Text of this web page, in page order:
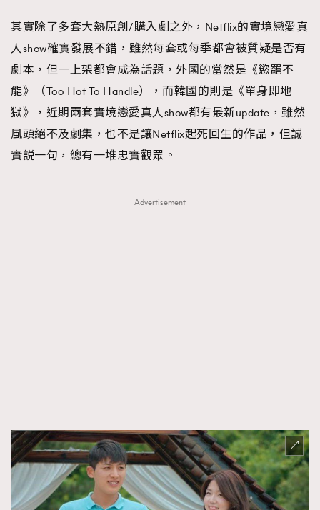
其實除了多套大熱原創/購入劇之外，Netflix的實境戀愛真
人show確實發展不錯，雖然每套或每季都會被質疑是否有
劇本，但一上架都會成為話題，外國的當然是《慾罷不
能》（Too Hot To Handle），而韓國的則是《單身即地
獄》，近期兩套實境戀愛真人show都有最新update，雖然
風頭絕不及劇集，也不是讓Netflix起死回生的作品，但誠
實説一句，總有一堆忠實觀眾。
Advertisement